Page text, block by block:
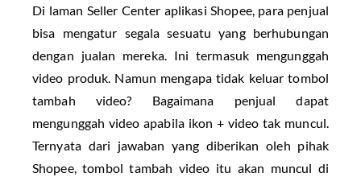
Di laman Seller Center aplikasi Shopee, para penjual
bisa mengatur segala sesuatu yang berhubungan
dengan jualan mereka. Ini termasuk mengunggah
video produk. Namun mengapa tidak keluar tombol
tambah video? Bagaimana penjual dapat
mengunggah video apabila ikon + video tak muncul.
Ternyata dari jawaban yang diberikan oleh pihak
Shopee, tombol tambah video itu akan muncul di